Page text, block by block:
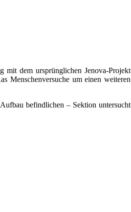
mit dem ursprünglichen Jenova-Projekt
Menschenversuche um einen weiteren
befindlichen – Sektion untersucht